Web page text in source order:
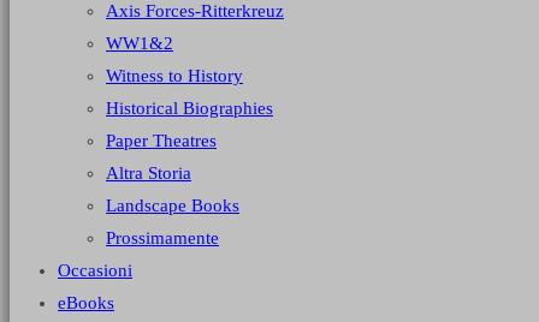
Axis Forces-Ritterkreuz
WW1&2
Witness to History
Historical Biographies
Paper Theatres
Altra Storia
Landscape Books
Prossimamente
Occasioni
eBooks